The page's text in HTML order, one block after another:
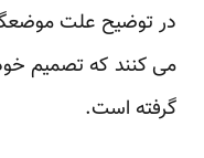
در توضیح علت
می کنند که تصمیم
گرفته است.